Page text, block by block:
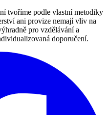
tvoříme podle vlastní metodiky
ani provize nemají vliv na
pro vzdělávání a
doporučení.